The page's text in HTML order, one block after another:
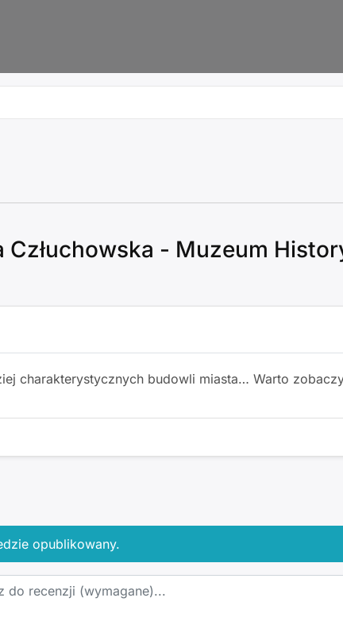
Człuchowska - Muzeum
charakterystycznych budowli miasta… Warto
opublikowany.